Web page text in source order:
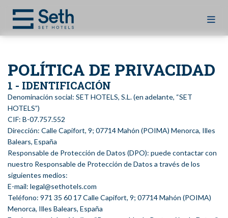
POLÍTICA DE PRIVACIDAD
1 - IDENTIFICACIÓN
Denominación social: SET HOTELS, S.L. (en adelante, “SET
HOTELS”)
CIF: B-07.757.552
Dirección: Calle Capifort, 9; 07714 Mahón (POIMA) Menorca, Illes
Balears, España
Responsable de Protección de Datos (DPO): puede contactar con
nuestro Responsable de Protección de Datos a través de los
siguientes medios:
E-mail: legal@sethotels.com
Teléfono: 971 35 60 17 Calle Capifort, 9; 07714 Mahón (POIMA)
Menorca, Illes Balears, España